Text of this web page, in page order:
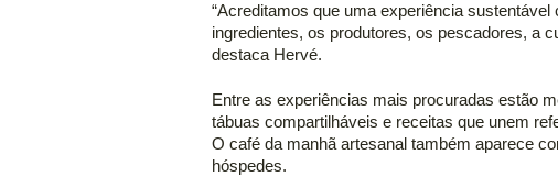
“Acreditamos que uma experiência
ingredientes, os produtores, os pescadores, a
destaca Hervé.
Entre as experiências mais procuradas estão
tábuas compartilháveis e receitas que unem
O café da manhã artesanal também aparece
hóspedes.